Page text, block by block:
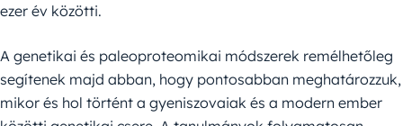
ezer év közötti.
A genetikai és paleoproteomikai módszerek remélhetőleg
segítenek majd abban, hogy pontosabban meghatározzuk,
mikor és hol történt a gyeniszovaiak és a modern ember